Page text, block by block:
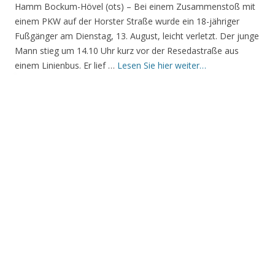
Hamm Bockum-Hövel (ots) – Bei einem Zusammenstoß mit
einem PKW auf der Horster Straße wurde ein 18-jähriger
Fußgänger am Dienstag, 13. August, leicht verletzt. Der junge
Mann stieg um 14.10 Uhr kurz vor der Resedastraße aus
einem Linienbus. Er lief … Lesen Sie hier weiter…